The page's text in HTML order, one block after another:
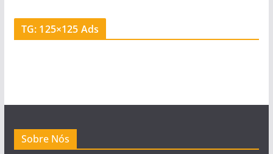
TG: 125×125 Ads
Sobre Nós